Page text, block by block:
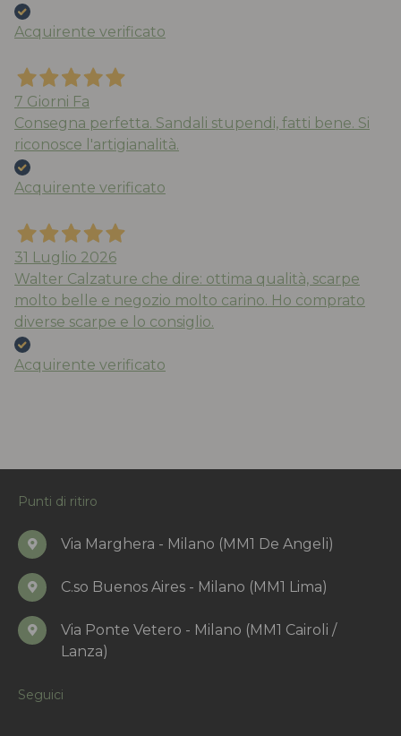
Acquirente verificato
7 Giorni Fa
Consegna perfetta. Sandali stupendi, fatti bene. Si
riconosce l'artigianalità.
Acquirente verificato
31 Luglio 2026
Walter Calzature che dire: ottima qualità, scarpe
molto belle e negozio molto carino. Ho comprato
diverse scarpe e lo consiglio.
Acquirente verificato
Punti di ritiro
Via Marghera - Milano (MM1 De Angeli)
C.so Buenos Aires - Milano (MM1 Lima)
Via Ponte Vetero - Milano (MM1 Cairoli /
Lanza)
Seguici